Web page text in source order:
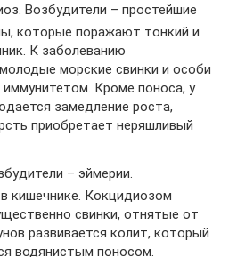
Возбудители – простейшие
которые поражают тонкий и
К заболеванию
морские свинки и особи
Кроме поноса, у
замедление роста,
приобретает неряшливый
– эймерии.
кишечнике. Кокцидиозом
свинки, отнятые от
развивается колит, который
водянистым поносом.